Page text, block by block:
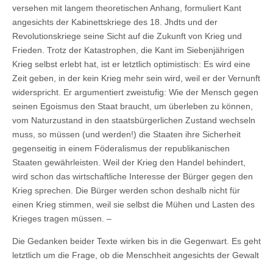
versehen mit langem theoretischen Anhang, formuliert Kant
angesichts der Kabinettskriege des 18. Jhdts und der
Revolutionskriege seine Sicht auf die Zukunft von Krieg und
Frieden. Trotz der Katastrophen, die Kant im Siebenjährigen
Krieg selbst erlebt hat, ist er letztlich optimistisch: Es wird eine
Zeit geben, in der kein Krieg mehr sein wird, weil er der Vernunft
widerspricht. Er argumentiert zweistufig: Wie der Mensch gegen
seinen Egoismus den Staat braucht, um überleben zu können,
vom Naturzustand in den staatsbürgerlichen Zustand wechseln
muss, so müssen (und werden!) die Staaten ihre Sicherheit
gegenseitig in einem Föderalismus der republikanischen
Staaten gewährleisten. Weil der Krieg den Handel behindert,
wird schon das wirtschaftliche Interesse der Bürger gegen den
Krieg sprechen. Die Bürger werden schon deshalb nicht für
einen Krieg stimmen, weil sie selbst die Mühen und Lasten des
Krieges tragen müssen. –
Die Gedanken beider Texte wirken bis in die Gegenwart. Es geht
letztlich um die Frage, ob die Menschheit angesichts der Gewalt